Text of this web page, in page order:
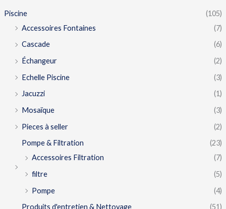
Piscine
(105)
Accessoires Fontaines
(7)
Cascade
(6)
Échangeur
(2)
Echelle Piscine
(3)
Jacuzzi
(1)
Mosaïque
(3)
Pieces à seller
(2)
Pompe & Filtration
(23)
Accessoires Filtration
(7)
filtre
(5)
Pompe
(4)
Produits d'entretien & Nettoyage
(51)